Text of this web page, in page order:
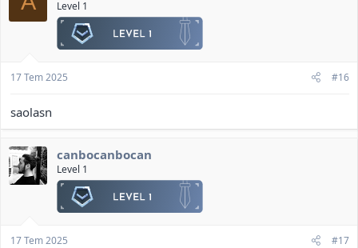
Level 1
17 Tem 2025 #16
saolasn
canbocanbocan
Level 1
17 Tem 2025 #17